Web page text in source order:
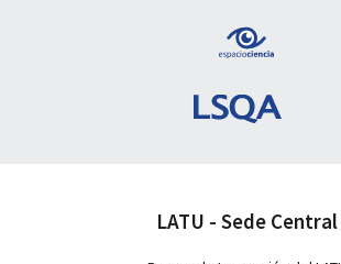
LATU - Sede Central